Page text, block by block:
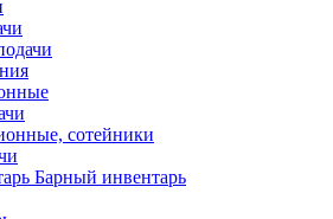
сотейники
Барный инвентарь